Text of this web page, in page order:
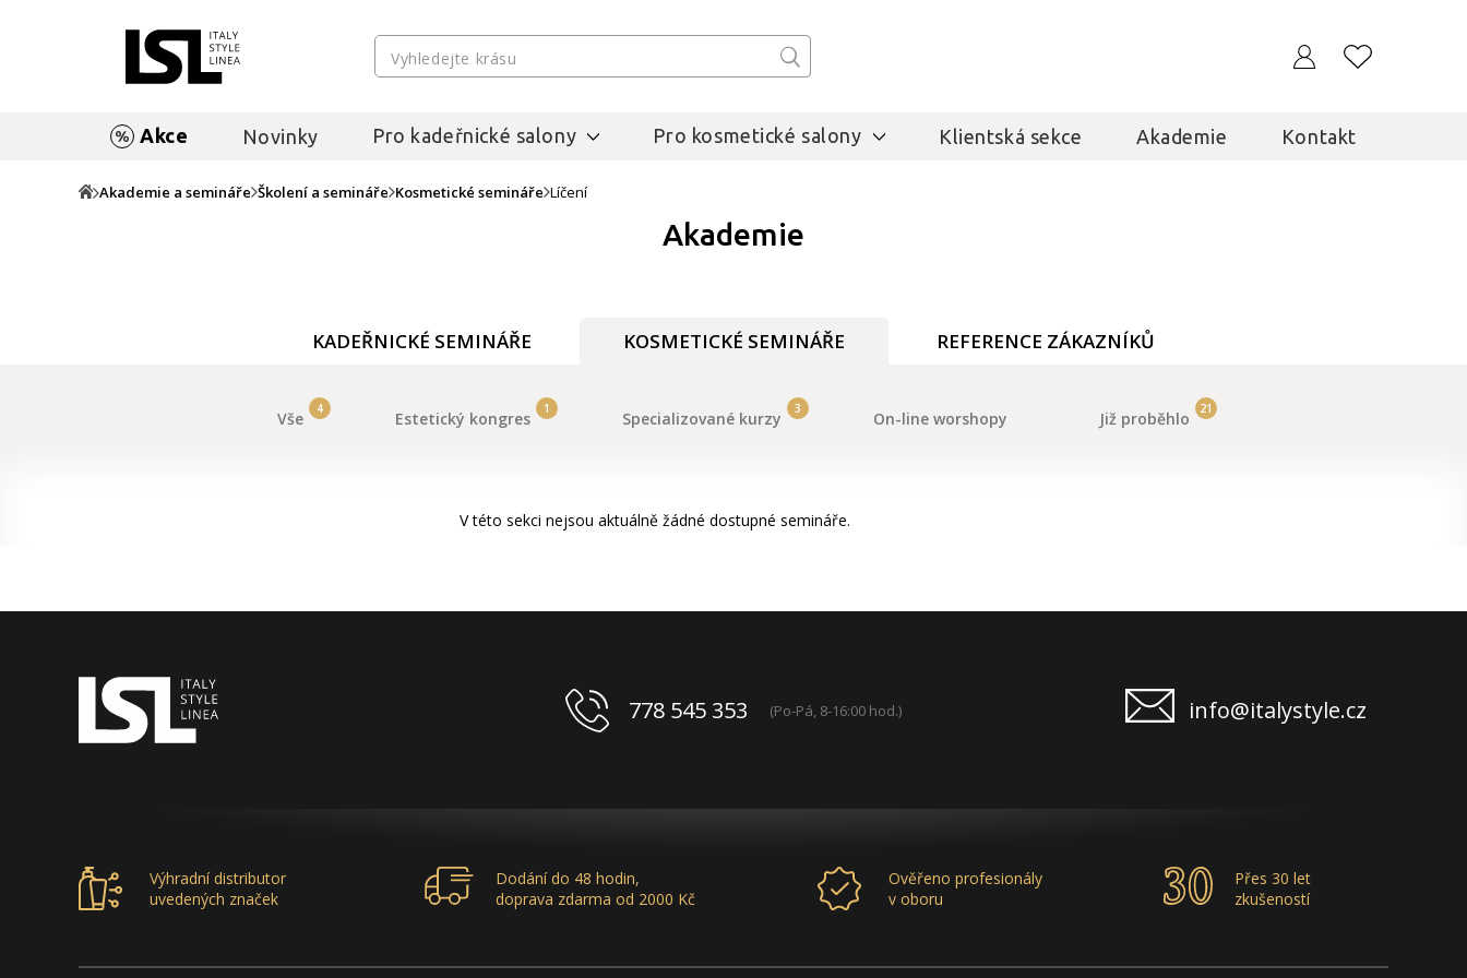
Akce Novinky Pro kadeřnické salony Pro kosmetické salony Klientská sekce Akademie Kontakt
Akademie a semináře Školení a semináře Kosmetické semináře Líčení
Akademie
KADEŘNICKÉ SEMINÁŘE KOSMETICKÉ SEMINÁŘE REFERENCE ZÁKAZNÍKŮ
Vše 4 Estetický kongres 1 Specializované kurzy 3 On-line worshopy Již proběhlo 21
V této sekci nejsou aktuálně žádné dostupné semináře.
778 545 353 (Po-Pá, 8-16:00 hod.) info@italystyle.cz
Výhradní distributor
uvedených značek
Dodání do 48 hodin,
doprava zdarma od 2000 Kč
Ověřeno profesionály
v oboru
Přes 30 let
zkušeností